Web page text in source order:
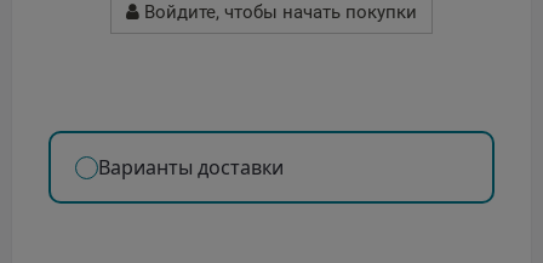
Войдите, чтобы начать покупки
Варианты доставки